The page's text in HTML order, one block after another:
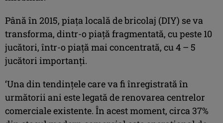
Până în 2015, piaţa locală de bricolaj (DIY) se va
transforma, dintr-o piaţă fragmentată, cu peste 10
jucători, într-o piaţă mai concentrată, cu 4 – 5
jucători importanţi.
‘Una din tendinţele care va fi înregistrată în
următorii ani este legată de renovarea centrelor
comerciale existente. În acest moment, circa 37%